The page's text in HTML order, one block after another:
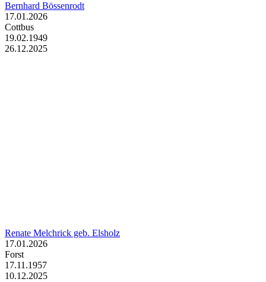
Bernhard Bössenrodt
17.01.2026
Cottbus
19.02.1949
26.12.2025
Renate Melchrick geb. Elsholz
17.01.2026
Forst
17.11.1957
10.12.2025